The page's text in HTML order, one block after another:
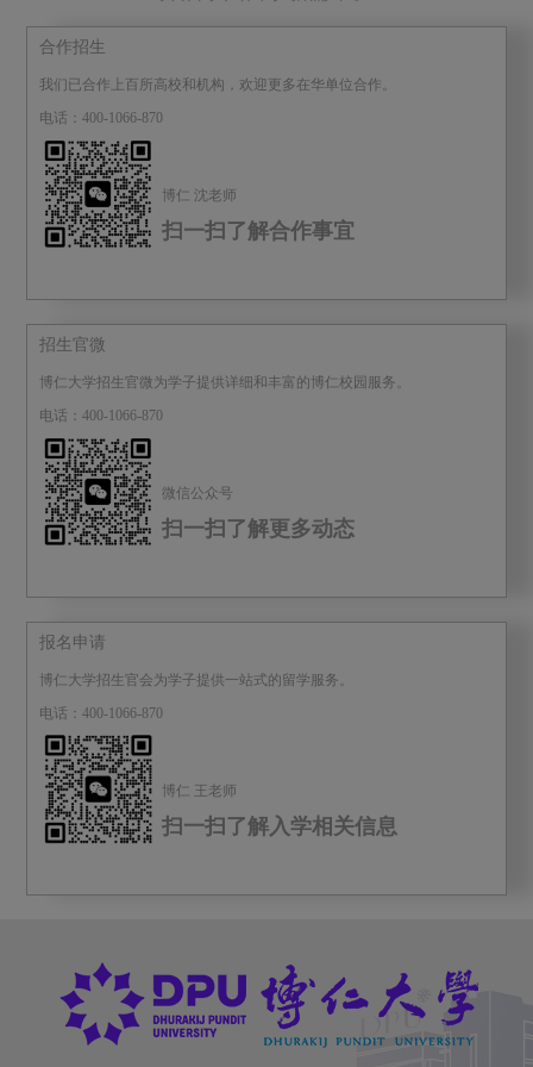
合作招生
我们已合作上百所高校和机构，欢迎更多在华单位合作。
电话：400-1066-870
博仁 沈老师
扫一扫了解合作事宜
招生官微
博仁大学招生官微为学子提供详细和丰富的博仁校园服务。
电话：400-1066-870
微信公众号
扫一扫了解更多动态
报名申请
博仁大学招生官会为学子提供一站式的留学服务。
电话：400-1066-870
博仁 王老师
扫一扫了解入学相关信息